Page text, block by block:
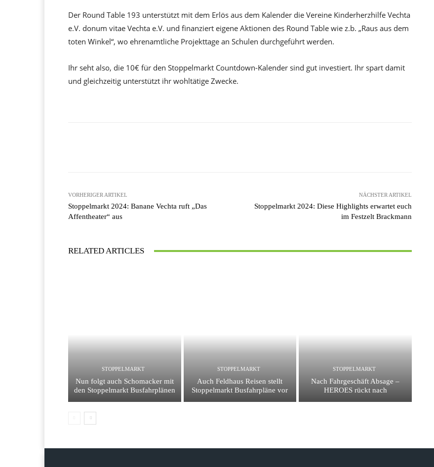
Der Round Table 193 unterstützt mit dem Erlös aus dem Kalender die Vereine Kinderherzhilfe Vechta
e.V. donum vitae Vechta e.V. und finanziert eigene Aktionen des Round Table wie z.b. „Raus aus dem
toten Winkel“, wo ehrenamtliche Projekttage an Schulen durchgeführt werden.
Ihr seht also, die 10€ für den Stoppelmarkt Countdown-Kalender sind gut investiert. Ihr spart damit
und gleichzeitig unterstützt ihr wohltätige Zwecke.
VORHERIGER ARTIKEL
Stoppelmarkt 2024: Banane Vechta ruft „Das
Affentheater“ aus
NÄCHSTER ARTIKEL
Stoppelmarkt 2024: Diese Highlights erwartet euch
im Festzelt Brackmann
RELATED ARTICLES
STOPPELMARKT
Nun folgt auch Schomacker mit
den Stoppelmarkt Busfahrplänen
STOPPELMARKT
Auch Feldhaus Reisen stellt
Stoppelmarkt Busfahrpläne vor
STOPPELMARKT
Nach Fahrgeschäft Absage –
HEROES rückt nach